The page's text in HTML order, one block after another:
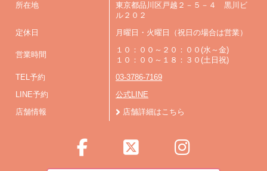
所在地
東京都品川区戸越２－５－４ 黒川ビ
ル２０２
定休日 月曜日・火曜日（祝日の場合は営業）
営業時間
１０：００～２０：００(水～金)
１０：００～１８：３０(土日祝)
TEL予約 03-3786-7169
LINE予約 公式LINE
店舗情報 店舗詳細はこちら